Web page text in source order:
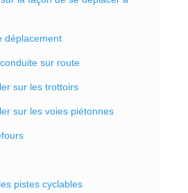
déplacement
sur route
sur les trottoirs
sur les voies piétonnes
pistes cyclables